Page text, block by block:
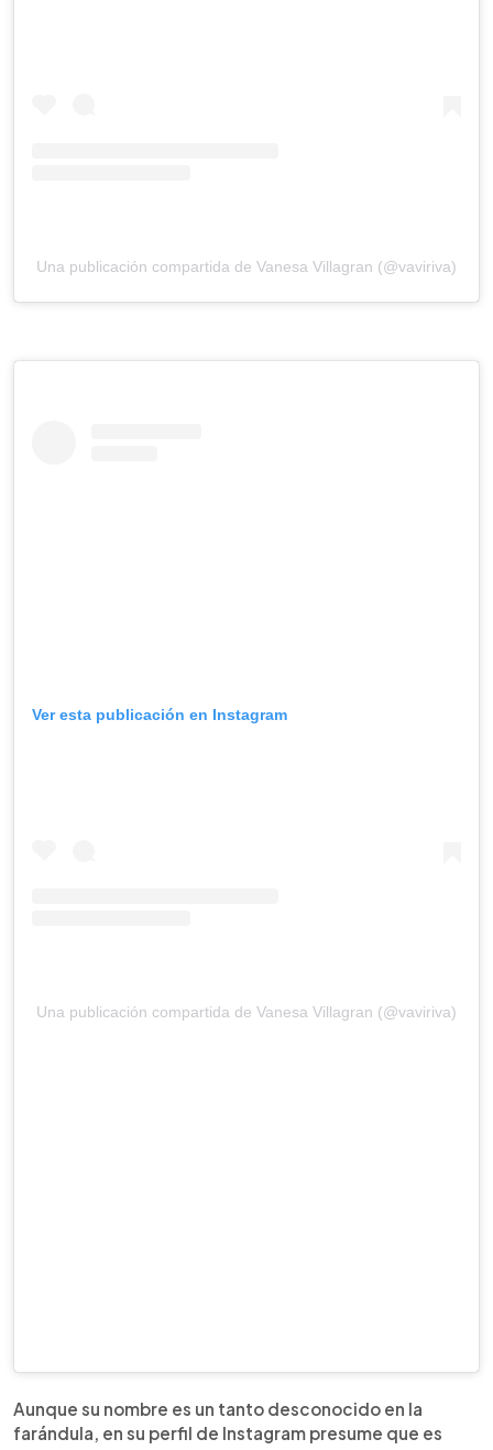
Una publicación compartida de Vanesa Villagran (@vaviriva)
Ver esta publicación en Instagram
Una publicación compartida de Vanesa Villagran (@vaviriva)
Aunque su nombre es un tanto desconocido en la
farándula, en su perfil de Instagram presume que es